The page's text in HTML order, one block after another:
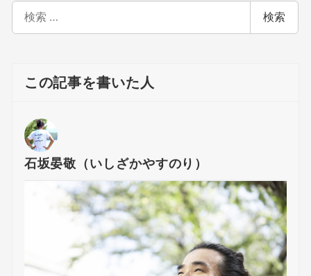
索
検索
この記事を書いた人
石坂晏敬（いしざかやすのり）